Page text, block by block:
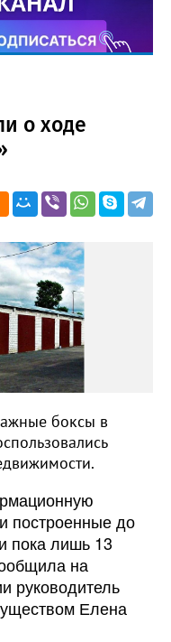
о ходе
боксы в
построенные до
пока лишь 13
на
руководитель
Елена